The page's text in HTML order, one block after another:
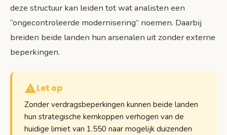
deze structuur kan leiden tot wat analisten een
“ongecontroleerde modernisering” noemen. Daarbij
breiden beide landen hun arsenalen uit zonder externe
beperkingen.
Let op
Zonder verdragsbeperkingen kunnen beide landen
hun strategische kernkoppen verhogen van de
huidige limiet van 1.550 naar mogelijk duizenden